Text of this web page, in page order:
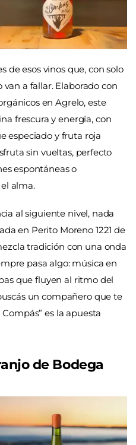
de esos vinos que, con solo
a fallar. Elaborado con
en Agrelo, este
frescura y energía, con
especiado y fruta roja
sin vueltas, perfecto
espontáneas o
alma.
al siguiente nivel, nada
en Perito Moreno 1221 de
tradición con una onda
pasa algo: música en
que fluyen al ritmo del
un compañero que te
es la apuesta
de Bodega